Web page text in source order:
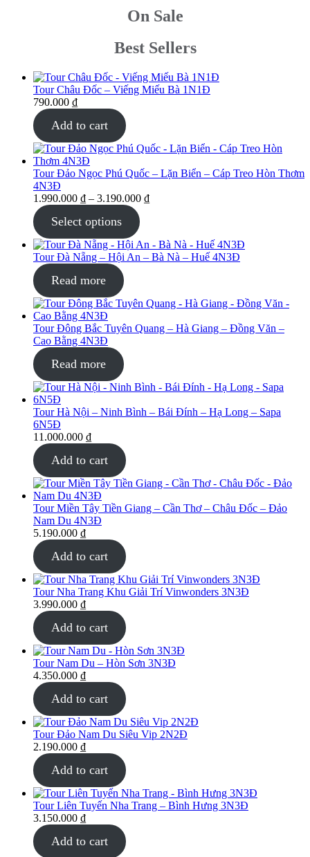
On Sale
Best Sellers
Tour Châu Đốc – Viếng Miếu Bà 1N1Đ
790.000 ₫
Add to cart
Tour Đảo Ngọc Phú Quốc – Lặn Biển – Cáp Treo Hòn Thơm
4N3Đ
1.990.000 ₫ – 3.190.000 ₫
Select options
Tour Đà Nẵng – Hội An – Bà Nà – Huế 4N3Đ
Read more
Tour Đông Bắc Tuyên Quang – Hà Giang – Đồng Văn –
Cao Bằng 4N3Đ
Read more
Tour Hà Nội – Ninh Bình – Bái Đính – Hạ Long – Sapa
6N5Đ
11.000.000 ₫
Add to cart
Tour Miền Tây Tiền Giang – Cần Thơ – Châu Đốc – Đảo
Nam Du 4N3Đ
5.190.000 ₫
Add to cart
Tour Nha Trang Khu Giải Trí Vinwonders 3N3Đ
3.990.000 ₫
Add to cart
Tour Nam Du – Hòn Sơn 3N3Đ
4.350.000 ₫
Add to cart
Tour Đảo Nam Du Siêu Vip 2N2Đ
2.190.000 ₫
Add to cart
Tour Liên Tuyến Nha Trang – Bình Hưng 3N3Đ
3.150.000 ₫
Add to cart